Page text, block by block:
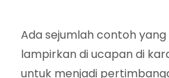
Ada sejumlah contoh
lampirkan di ucapan di
untuk menjadi